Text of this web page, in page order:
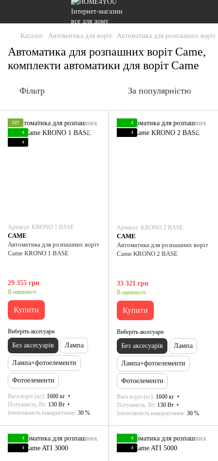
Каталог Автоматика для воріт Автоматика для розпашних воріт
Автоматика для розпашних воріт Came,
комплекти автоматики для воріт Came
Фільтр За популярністю
ХІТ
4
4
Артикул: KRONO 1 BASE
CAME
Автоматика для розпашних воріт
Came KRONO 1 BASE
29 355 грн
В наявності
Купити
Виберіть аксесуари
Без аксесуарів Лампа
Лампа+фотоелементи
Фотоелементи
Вага воріт (кг) 1600 кг
Потужність, Вт 130 Вт
Інтенсивність використання 30 %
4
4
Артикул: KRONO 2 BASE
CAME
Автоматика для розпашних воріт
Came KRONO 2 BASE
33 321 грн
В наявності
Купити
Виберіть аксесуари
Без аксесуарів Лампа
Лампа+фотоелементи
Фотоелементи
Вага воріт (кг) 1600 кг
Потужність, Вт 130 Вт
Інтенсивність використання 30 %
4
4
4
4